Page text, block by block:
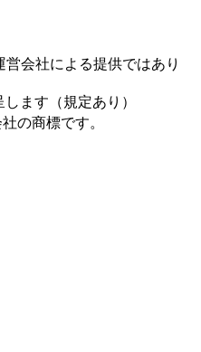
会社による提供ではあり
ます（規定あり）
の商標です。